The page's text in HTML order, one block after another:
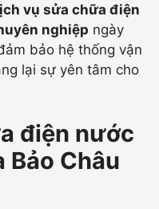
vụ sửa chữa điện
nghiệp ngày
bảo hệ thống vận
lại sự yên tâm cho
điện nước
Bảo Châu